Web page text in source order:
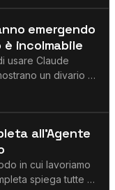
emergendo
incolmabile
usare Claude
un divario di
di download
all'Agente
in cui lavoriamo
spiega tutte le